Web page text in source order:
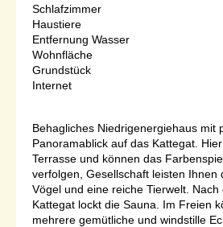
Schlafzimmer
Haustiere
Entfernung Wasser
Wohnfläche
Grundstück
Internet
Behagliches Niedrigenergiehaus mit
Panoramablick auf das Kattegat.
Terrasse und können das
verfolgen, Gesellschaft leisten Ihnen
Vögel und eine reiche Tierwelt. Nach
Kattegat lockt die Sauna. Im Freien
mehrere gemütliche und windstille